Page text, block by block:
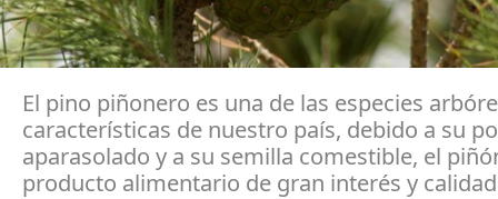
El pino piñonero es una de las especies
características de nuestro país, debido a su
aparasolado y a su semilla comestible, el
producto alimentario de gran interés y